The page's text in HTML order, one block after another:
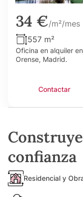
34 €/m²/mes
557 m²
Oficina en alquiler
Orense, Madrid.
Contactar
confianza
Residencial y